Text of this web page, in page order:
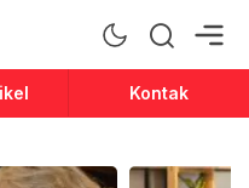
Kontak